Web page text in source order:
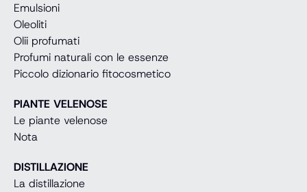
Emulsioni
Oleoliti
Olii profumati
Profumi naturali con le essenze
Piccolo dizionario fitocosmetico
PIANTE VELENOSE
Le piante velenose
Nota
DISTILLAZIONE
La distillazione